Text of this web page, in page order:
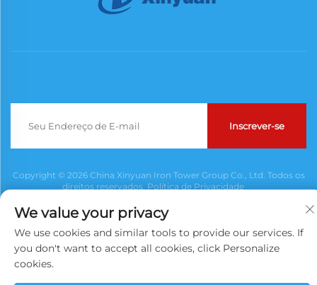
Inscrever-se
Copyright © 2026 China Xinyuan Iron Tower Group Co., Ltd. Todos os
direitos reservados. Política de Privacidade
We value your privacy
We use cookies and similar tools to provide our services. If
you don't want to accept all cookies, click Personalize
cookies.